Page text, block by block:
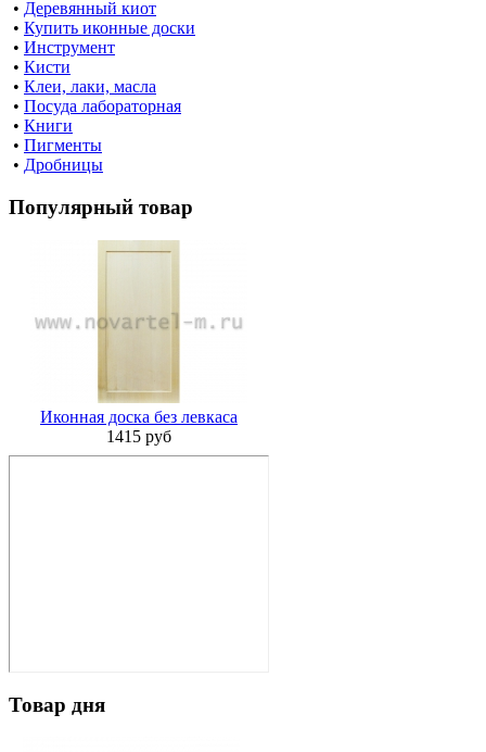
• Деревянный киот
• Купить иконные доски
• Инструмент
• Кисти
• Клеи, лаки, масла
• Посуда лабораторная
• Книги
• Пигменты
• Дробницы
Популярный товар
Иконная доска без левкаса
1415 руб
Товар дня